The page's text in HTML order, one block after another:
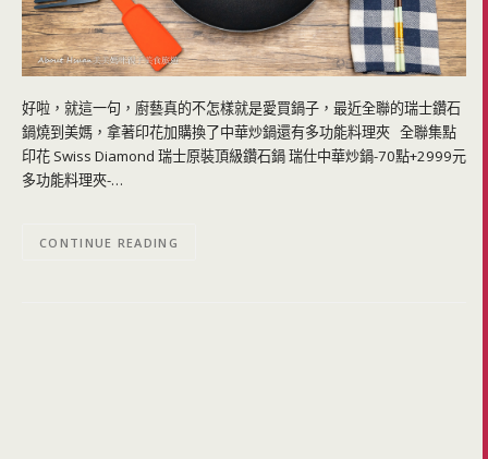
好啦，就這一句，廚藝真的不怎樣就是愛買鍋子，最近全聯的瑞士鑽石
鍋燒到美媽，拿著印花加購換了中華炒鍋還有多功能料理夾 全聯集點
印花 Swiss Diamond 瑞士原裝頂級鑽石鍋 瑞仕中華炒鍋-70點+2999元
多功能料理夾-…
CONTINUE READING